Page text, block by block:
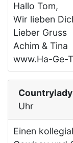
Hallo Tom,
Wir lieben
Lieber Gruss
Achim & Tina
www.Ha-Ge-
Uhr
Einen